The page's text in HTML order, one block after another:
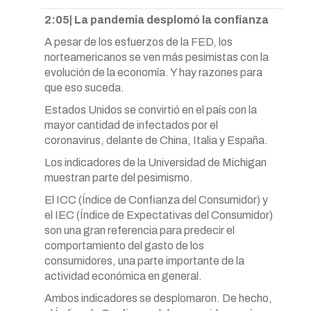
2:05| La pandemia desplomó la confianza
A pesar de los esfuerzos de la FED, los
norteamericanos se ven más pesimistas con la
evolución de la economía. Y hay razones para
que eso suceda.
Estados Unidos se convirtió en el país con la
mayor cantidad de infectados por el
coronavirus, delante de China, Italia y España.
Los indicadores de la Universidad de Michigan
muestran parte del pesimismo.
El ICC (Índice de Confianza del Consumidor) y
el IEC (Índice de Expectativas del Consumidor)
son una gran referencia para predecir el
comportamiento del gasto de los
consumidores, una parte importante de la
actividad económica en general.
Ambos indicadores se desplomaron. De hecho,